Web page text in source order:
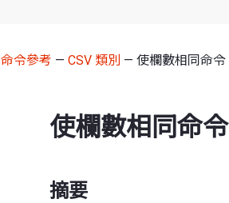
命令參考 — CSV 類別 — 使欄數相同命令
使欄數相同命令
摘要